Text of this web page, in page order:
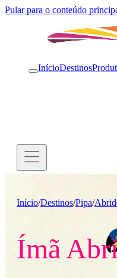
Pular para o conteúdo
InícioDestinos
Início/Destinos/Pipa/
Ímã